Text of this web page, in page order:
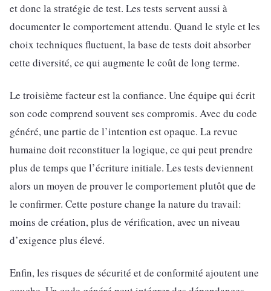
et donc la stratégie de test. Les tests servent aussi à
documenter le comportement attendu. Quand le style et les
choix techniques fluctuent, la base de tests doit absorber
cette diversité, ce qui augmente le coût de long terme.
Le troisième facteur est la confiance. Une équipe qui écrit
son code comprend souvent ses compromis. Avec du code
généré, une partie de l’intention est opaque. La revue
humaine doit reconstituer la logique, ce qui peut prendre
plus de temps que l’écriture initiale. Les tests deviennent
alors un moyen de prouver le comportement plutôt que de
le confirmer. Cette posture change la nature du travail:
moins de création, plus de vérification, avec un niveau
d’exigence plus élevé.
Enfin, les risques de sécurité et de conformité ajoutent une